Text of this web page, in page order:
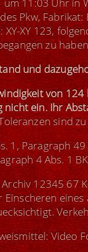
Pkw, Fabrikat:
XY-XY 123,
zu
und
von
ein. Ihr
sind
1, Paragraph
4 Abs. 1
12345 67
Video